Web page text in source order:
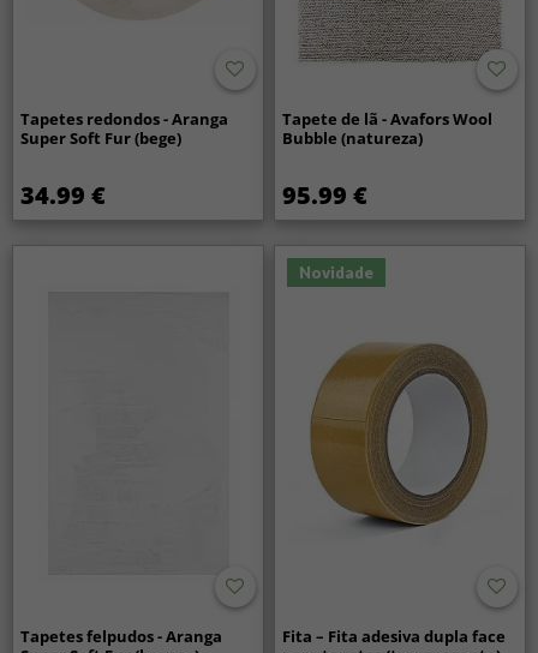
Tapetes redondos - Aranga
Super Soft Fur (bege)
34.99 €
Tapete de lã - Avafors Wool
Bubble (natureza)
95.99 €
Tapetes felpudos - Aranga
Novidade
Fita – Fita adesiva dupla face